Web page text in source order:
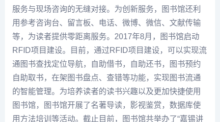
服务与现场咨询的无缝对接。为创新服务，图书馆还利
用参考咨询台、留言板、电话、微博、微信、文献传输
等，为读者提供零距离服务。2017年8月，图书馆启动
RFID项目建设。目前，通过RFID项目建设，可以实现流
通图书查找定位导航，自助借书，自助还书，图书预约
自助取书，在架图书盘点、查错等功能，实现图书流通
的智能管理。为培养读者的读书兴趣以及更加快捷使用
图书馆，图书馆开展了名著导读，影视鉴赏，数据库使
用方法培训等活动。截止目前，图书馆共举办了“嘉锡讲